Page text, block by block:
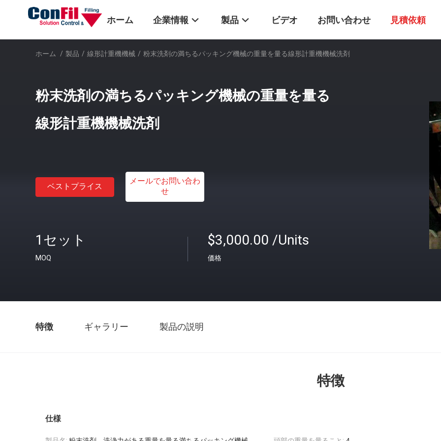
ホーム 企業情報 製品 ビデオ お問い合わせ 見積依頼
ホーム / 製品 / 線形計重機機械 / 粉末洗剤の満ちるパッキング機械の重量を量る線形計重機機械洗剤
粉末洗剤の満ちるパッキング機械の重量を量る
線形計重機機械洗剤
ベストプライス
メールでお問い合わ
せ
1セット
MOQ
$3,000.00 /Units
価格
特徴 ギャラリー 製品の説明
特徴
仕様